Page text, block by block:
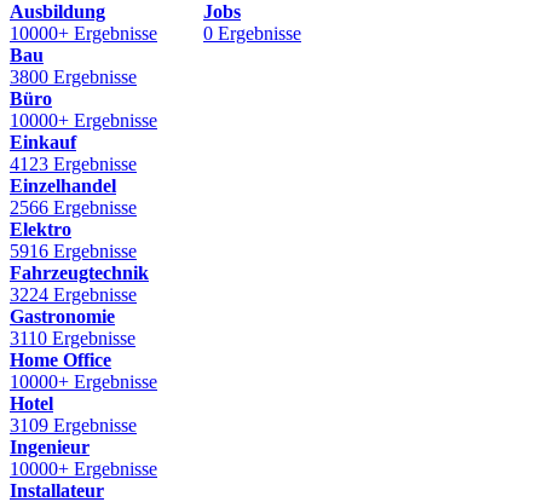
Ausbildung
10000+ Ergebnisse
Bau
3800 Ergebnisse
Büro
10000+ Ergebnisse
Einkauf
4123 Ergebnisse
Einzelhandel
2566 Ergebnisse
Elektro
5916 Ergebnisse
Fahrzeugtechnik
3224 Ergebnisse
Gastronomie
3110 Ergebnisse
Home Office
10000+ Ergebnisse
Hotel
3109 Ergebnisse
Ingenieur
10000+ Ergebnisse
Installateur
Jobs
0 Ergebnisse